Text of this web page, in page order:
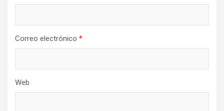
Correo electrónico *
Web